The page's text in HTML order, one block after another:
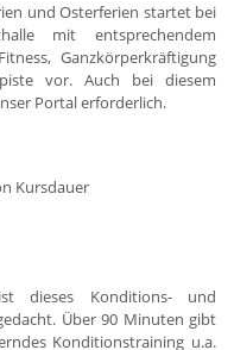
und Osterferien startet bei
mit entsprechendem
Ganzkörperkräftigung
vor. Auch bei diesem
Portal erforderlich.
Kursdauer
dieses Konditions- und
Über 90 Minuten gibt
Konditionstraining u.a.